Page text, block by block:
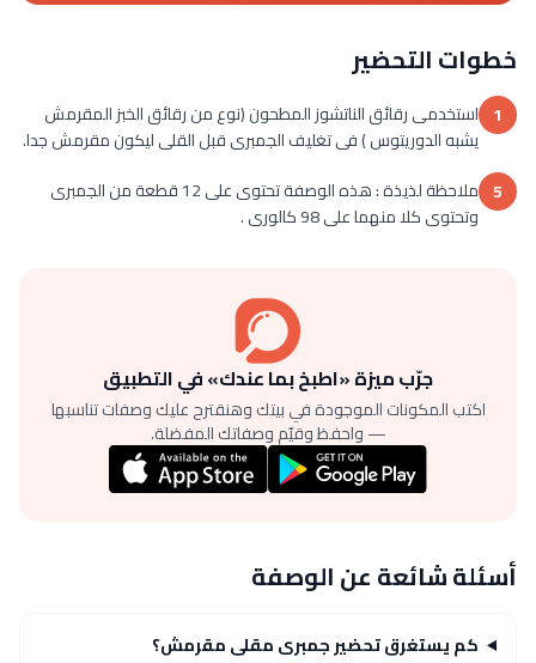
خطوات التحضير
1 استخدمى رقائق الناتشوز المطحون (نوع من رقائق الخبز المقرمش
يشبه الدوريتوس ) فى تغليف الجمبرى قبل القلى ليكون مقرمش جدا.
5
ملاحظة لذيذة : هذه الوصفة تحتوى على 12 قطعة من الجمبرى
وتحتوى كلا منهما على 98 كالورى .
جرّب ميزة «اطبخ بما عندك» في التطبيق
اكتب المكونات الموجودة في بيتك وهنقترح عليك وصفات تناسبها
— واحفظ وقيّم وصفاتك المفضلة.
أسئلة شائعة عن الوصفة
كم يستغرق تحضير جمبرى مقلى مقرمش؟